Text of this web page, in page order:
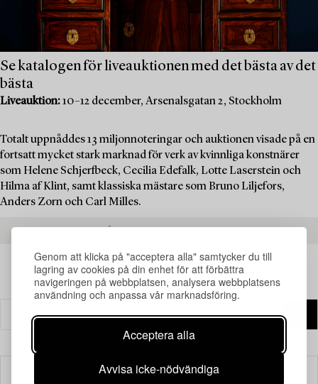
Genom att klicka på "acceptera alla" samtycker du till
lagring av cookies på din enhet för att förbättra
navigeringen på webbplatsen, analysera webbplatsens
användning och anpassa vår marknadsföring.
Acceptera alla
Avvisa icke-nödvändiga
Se katalogen för liveauktionen med det bästa av det
bästa
Liveauktion:10–12 december, Arsenalsgatan 2, Stockholm
Totalt uppnåddes 13 miljonnoteringar och auktionen visade på en
fortsatt mycket stark marknad för verk av kvinnliga konstnärer
som Helene Schjerfbeck, Cecilia Edefalk, Lotte Laserstein och
Hilma af Klint, samt klassiska mästare som Bruno Liljefors,
Anders Zorn och Carl Milles.
Filter